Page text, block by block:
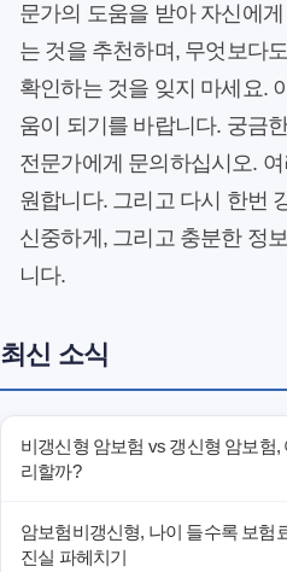
문가의 도움을 받아 자신에
는 것을 추천하며, 무엇보다
확인하는 것을 잊지 마세요.
움이 되기를 바랍니다. 궁금
전문가에게 문의하십시오.
원합니다. 그리고 다시 한번
신중하게, 그리고 충분한 정
니다.
최신 소식
비갱신형 암보험 vs 갱신형 암보험,
리할까?
암보험비갱신형, 나이 들수록 보험
진실 파헤치기